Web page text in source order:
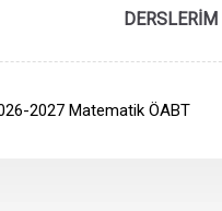
DERSLERİM
2027 Matematik ÖABT